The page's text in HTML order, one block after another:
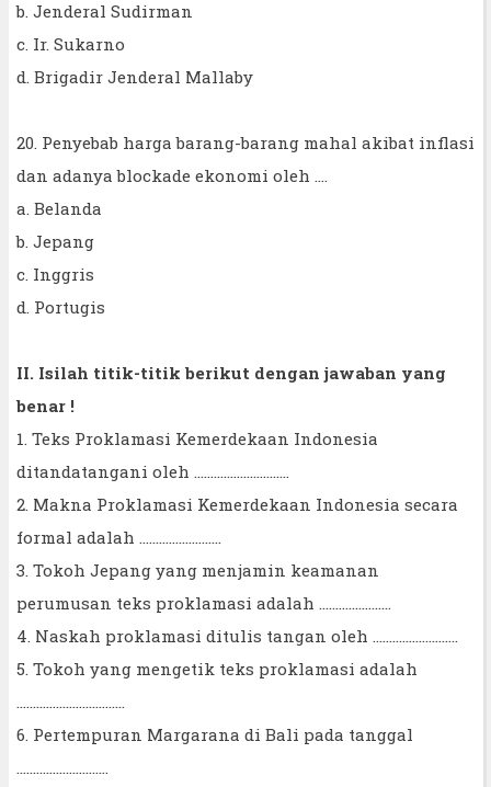
b. Jenderal Sudirman
c. Ir. Sukarno
d. Brigadir Jenderal Mallaby
20. Penyebab harga barang-barang mahal akibat inflasi
dan adanya blockade ekonomi oleh ....
a. Belanda
b. Jepang
c. Inggris
d. Portugis
II. Isilah titik-titik berikut dengan jawaban yang
benar !
1. Teks Proklamasi Kemerdekaan Indonesia
ditandatangani oleh .............................
2. Makna Proklamasi Kemerdekaan Indonesia secara
formal adalah .........................
3. Tokoh Jepang yang menjamin keamanan
perumusan teks proklamasi adalah ......................
4. Naskah proklamasi ditulis tangan oleh ..........................
5. Tokoh yang mengetik teks proklamasi adalah
6. Pertempuran Margarana di Bali pada tanggal